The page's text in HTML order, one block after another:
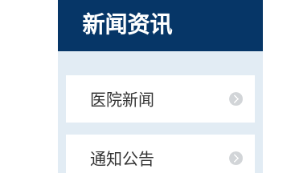
新闻资讯
医院新闻
通知公告